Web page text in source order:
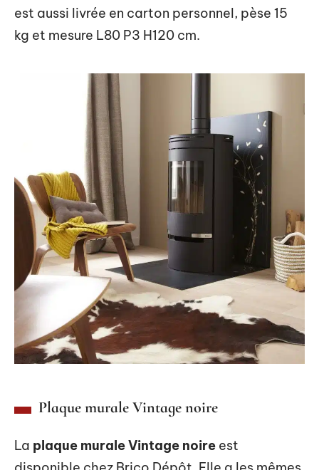
est aussi livrée en carton personnel, pèse 15
kg et mesure L80 P3 H120 cm.
Plaque murale Vintage noire
La plaque murale Vintage noire est